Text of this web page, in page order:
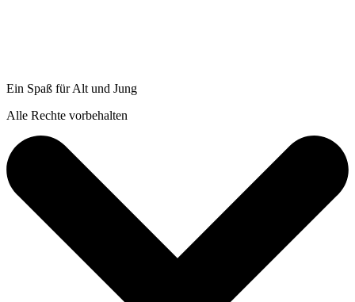
Ein Spaß für Alt und Jung
Alle Rechte vorbehalten